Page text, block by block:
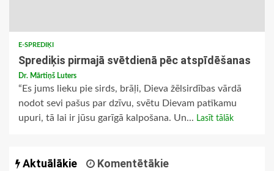
E-SPREDIĶI
Sprediķis pirmajā svētdienā pēc atspīdēšanas
Dr. Mārtiņš Luters
“Es jums lieku pie sirds, brāļi, Dieva žēlsirdības vārdā
nodot sevi pašus par dzīvu, svētu Dievam patīkamu
upuri, tā lai ir jūsu garīgā kalpošana. Un... Lasīt tālāk
Aktuālākie Komentētākie